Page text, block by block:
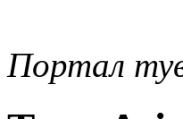
Портал